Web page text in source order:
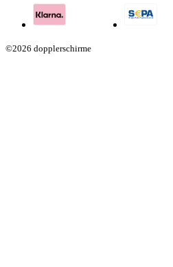
©2026 dopplerschirme